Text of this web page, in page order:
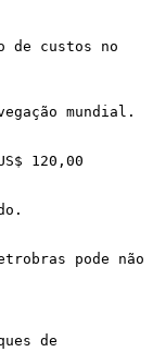
de custos no
mundial.
120,00
pode não